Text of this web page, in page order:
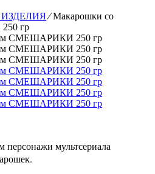
⁄ Макарошки со
гр
персонажи мультсериала